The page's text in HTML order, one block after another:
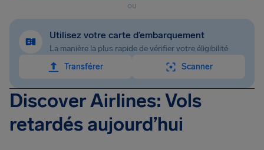
ou
Utilisez votre carte d’embarquement
La manière la plus rapide de vérifier votre éligibilité
Transférer
Scanner
Discover Airlines: Vols
retardés aujourd’hui